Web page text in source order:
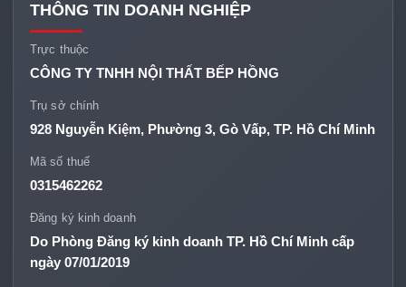
THÔNG TIN DOANH NGHIỆP
Trực thuộc
CÔNG TY TNHH NỘI THẤT BẾP HỒNG
Trụ sở chính
928 Nguyễn Kiệm, Phường 3, Gò Vấp, TP. Hồ Chí Minh
Mã số thuế
0315462262
Đăng ký kinh doanh
Do Phòng Đăng ký kinh doanh TP. Hồ Chí Minh cấp
ngày 07/01/2019